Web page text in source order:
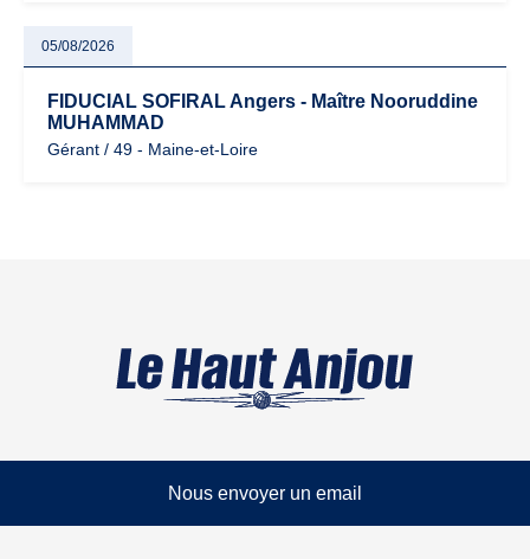
05/08/2026
FIDUCIAL SOFIRAL Angers - Maître Nooruddine
MUHAMMAD
Gérant / 49 - Maine-et-Loire
Nous envoyer un email